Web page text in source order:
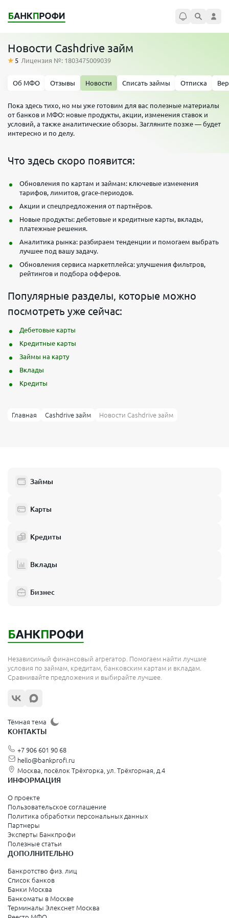
Новости Cashdrive займ
5 Лицензия №: 1803475009039
Об МФО Отзывы Новости Списать займы Отписка
Пока здесь тихо, но мы уже готовим для вас полезные материалы
от банков и МФО: новые продукты, акции, изменения ставок и
условий, а также аналитические обзоры. Загляните позже — будет
интересно и по делу.
Что здесь скоро появится:
Обновления по картам и займам: ключевые изменения
тарифов, лимитов, grace-периодов.
Акции и спецпредложения от партнёров.
Новые продукты: дебетовые и кредитные карты, вклады,
платежные решения.
Аналитика рынка: разбираем тенденции и помогаем выбрать
лучшее под вашу задачу.
Обновления сервиса маркетплейса: улучшения фильтров,
рейтингов и подбора офферов.
Популярные разделы, которые можно
посмотреть уже сейчас:
Дебетовые карты
Кредитные карты
Займы на карту
Вклады
Кредиты
Главная Cashdrive займ Новости Cashdrive займ
Займы
Карты
Кредиты
Вклады
Бизнес
Независимый финансовый агрегатор. Помогаем найти лучшие
условия по займам, кредитам, банковским картам и вкладам.
Сравнивайте предложения и выбирайте лучшее.
Тёмная тема
КОНТАКТЫ
+7 906 601 90 68
hello@bankprofi.ru
Москва, посёлок Трёхгорка, ул. Трёхгорная, д.4
ИНФОРМАЦИЯ
О проекте
Пользовательское соглашение
Политика обработки персональных данных
Партнеры
Эксперты Банкпрофи
Полезные статьи
ДОПОЛНИТЕЛЬНО
Банкротство физ. лиц
Список банков
Банки Москва
Банкоматы в Москве
Терминалы Элекснет Москва